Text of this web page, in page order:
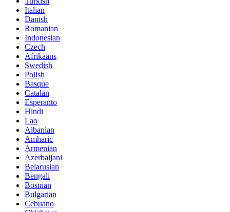
Italian
Danish
Romanian
Indonesian
Czech
Afrikaans
Swedish
Polish
Basque
Catalan
Esperanto
Hindi
Lao
Albanian
Amharic
Armenian
Azerbaijani
Belarusian
Bengali
Bosnian
Bulgarian
Cebuano